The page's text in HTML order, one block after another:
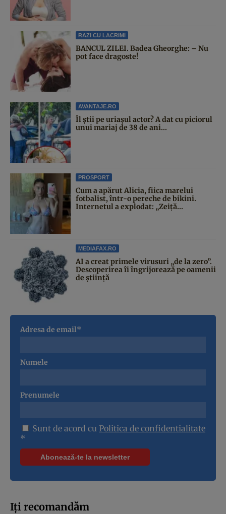
RAZI CU LACRIMI
BANCUL ZILEI. Badea Gheorghe: – Nu
pot face dragoste!
AVANTAJE.RO
Îl știi pe uriașul actor? A dat cu piciorul
unui mariaj de 38 de ani...
PROSPORT
Cum a apărut Alicia, fiica marelui
fotbalist, într-o pereche de bikini.
Internetul a explodat: „Zeiță...
MEDIAFAX.RO
AI a creat primele virusuri „de la zero”.
Descoperirea îi îngrijorează pe oamenii
de știință
Adresa de email*
Numele
Prenumele
Sunt de acord cu Politica de confidentialitate
*
Iți recomandăm